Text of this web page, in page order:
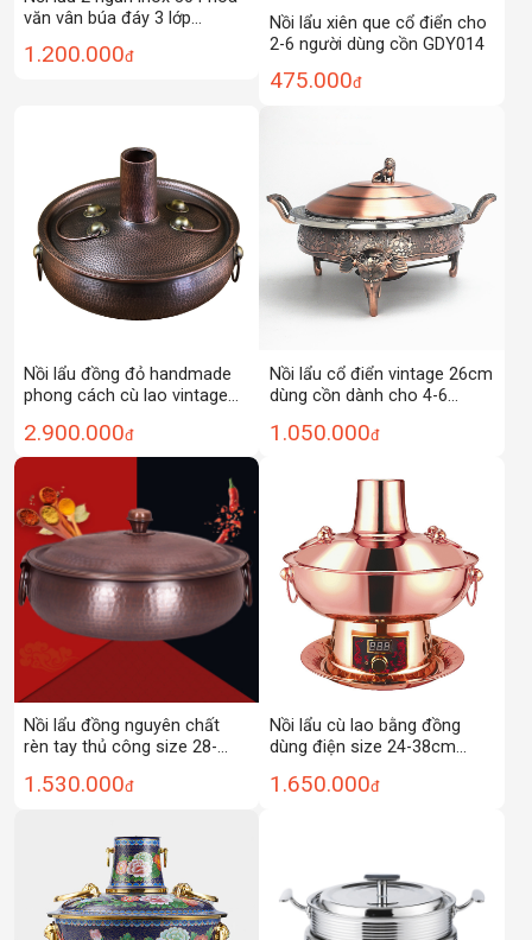
văn vân búa đáy 3 lớp
1.200.000đ
Nồi lẩu xiên que cổ điển cho
2-6 người dùng cồn GDY014
475.000đ
Nồi lẩu đồng đỏ handmade
phong cách cù lao vintage
2.900.000đ
Nồi lẩu cổ điển vintage 26cm
dùng cồn dành cho 4-6
1.050.000đ
Nồi lẩu đồng nguyên chất
rèn tay thủ công size 28-
1.530.000đ
Nồi lẩu cù lao bằng đồng
dùng điện size 24-38cm
1.650.000đ